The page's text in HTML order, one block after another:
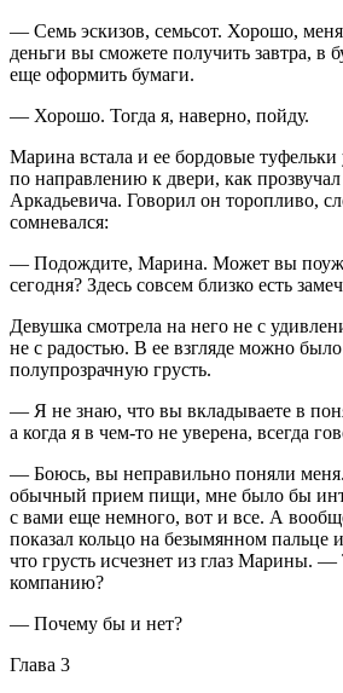
— Семь эскизов, семьсот. Хорошо, меня
деньги вы сможете получить завтра, в
еще оформить бумаги.
— Хорошо. Тогда я, наверно, пойду.
Марина встала и ее бордовые туфельки
по направлению к двери, как
Аркадьевича. Говорил он торопливо,
сомневался:
— Подождите, Марина. Может вы
сегодня? Здесь совсем близко есть
Девушка смотрела на него не с
не с радостью. В ее взгляде можно
полупрозрачную грусть.
— Я не знаю, что вы вкладываете в
а когда я в чем-то не уверена, всегда
— Боюсь, вы неправильно поняли
обычный прием пищи, мне было бы
с вами еще немного, вот и все. А
показал кольцо на безымянном пальце
что грусть исчезнет из глаз Марины. —
компанию?
— Почему бы и нет?
Глава 3